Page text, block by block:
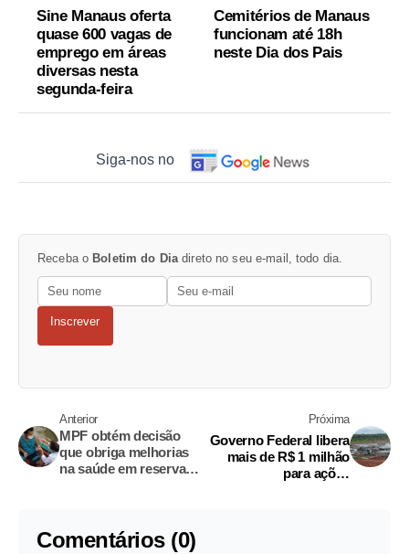
Sine Manaus oferta
quase 600 vagas de
emprego em áreas
diversas nesta
segunda-feira
Cemitérios de Manaus
funcionam até 18h
neste Dia dos Pais
Siga-nos no
Receba o Boletim do Diadireto no seu e-mail, todo dia.
Inscrever
Anterior
MPF obtém decisão
que obriga melhorias
na saúde em reservas
Próxima
Governo Federal libera
mais de R$ 1 milhão
para ações
Comentários (0)